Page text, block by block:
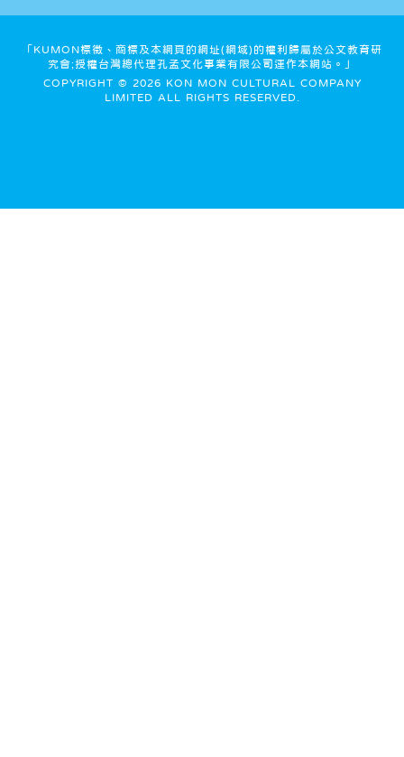
「KUMON標徵、商標及本網頁的網址(網域)的權利歸屬於公文教育研
究會;授權台灣總代理孔孟文化事業有限公司運作本網站。」
COPYRIGHT © 2026 KON MON CULTURAL COMPANY
LIMITED ALL RIGHTS RESERVED.